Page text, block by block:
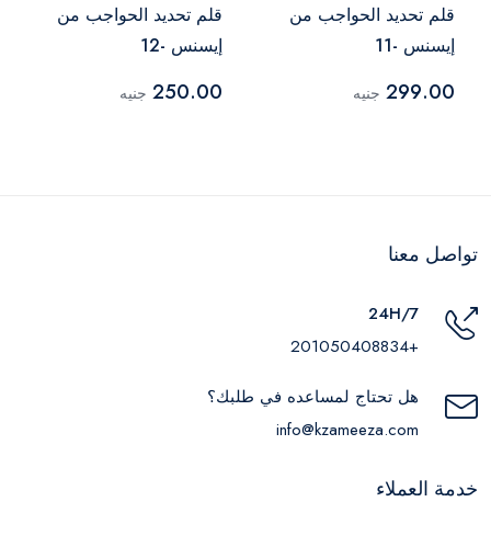
قلم تحديد الحواجب من
إيسنس -11
299.00 جنيه
قلم تحديد الحواجب من
إيسنس -12
250.00 جنيه
تواصل معنا
24H/7
+201050408834
هل تحتاج لمساعده في طلبك؟
info@kzameeza.com
خدمة العملاء